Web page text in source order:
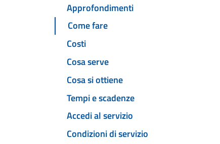
Approfondimenti
Come fare
Costi
Cosa serve
Cosa si ottiene
Tempi e scadenze
Accedi al servizio
Condizioni di servizio